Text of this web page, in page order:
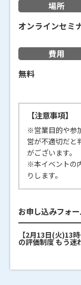
場所
オンラインセミ
費用
無料
【注意事項】
※営業目的や参
営が不適切だと
がございます。
※本イベントの
りします。
お申し込みフォ
【2月13日(火)13
の評価制度 もう迷